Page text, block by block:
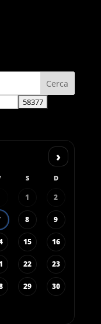
›
S D
1 2
8 9
15 16
22 23
29 30